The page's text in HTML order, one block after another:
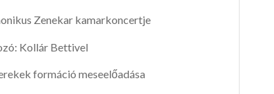
Zenekar kamarkoncertje
Kollár Bettivel
formáció meseelőadása